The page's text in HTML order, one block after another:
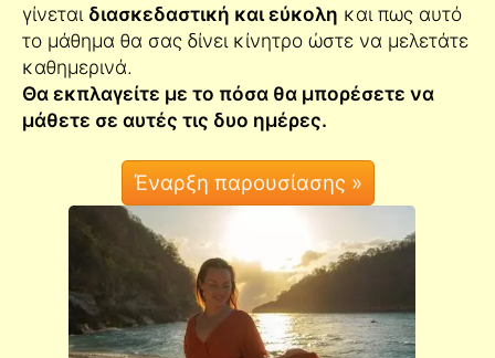
γίνεται διασκεδαστική και εύκολη και πως αυτό
το μάθημα θα σας δίνει κίνητρο ώστε να μελετάτε
καθημερινά.
Θα εκπλαγείτε με το πόσα θα μπορέσετε να
μάθετε σε αυτές τις δυο ημέρες.